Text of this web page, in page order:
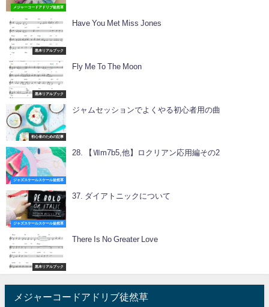
メジャーコードアドリブ徒然草
黒本リアルブック
Have You Met Miss Jones
黒本リアルブック
Fly Me To The Moon
初心者のための記事
ジャムセッションでよくやる初心者用の曲
ジャズスケールスケール徒然草
28. 【Ⅶm7b5,他】ロクリアン応用編その2
ジャズスケールスケール徒然草
37. ダイアトニックについて
黒本リアルブック
There Is No Greater Love
メジャーコードアドリブ徒然草